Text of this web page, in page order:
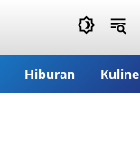
Hiburan